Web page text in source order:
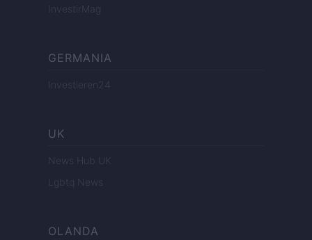
InvestirMag
GERMANIA
Investieren24
UK
News Hub UK
Lgbtq News
OLANDA